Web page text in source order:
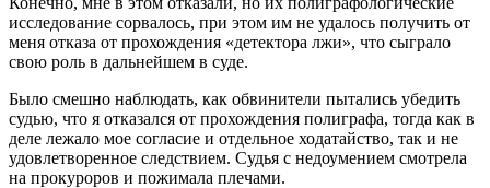
исследование сорвалось, при этом им не удалось получить от
меня отказа от прохождения «детектора лжи», что сыграло
свою роль в дальнейшем в суде.
Было смешно наблюдать, как обвинители пытались убедить
судью, что я отказался от прохождения полиграфа, тогда как в
деле лежало мое согласие и отдельное ходатайство, так и не
удовлетворенное следствием. Судья с недоумением смотрела
на прокуроров и пожимала плечами.